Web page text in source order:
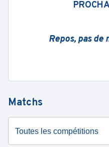
Repos, pas de
Matchs
Toutes les compétitions